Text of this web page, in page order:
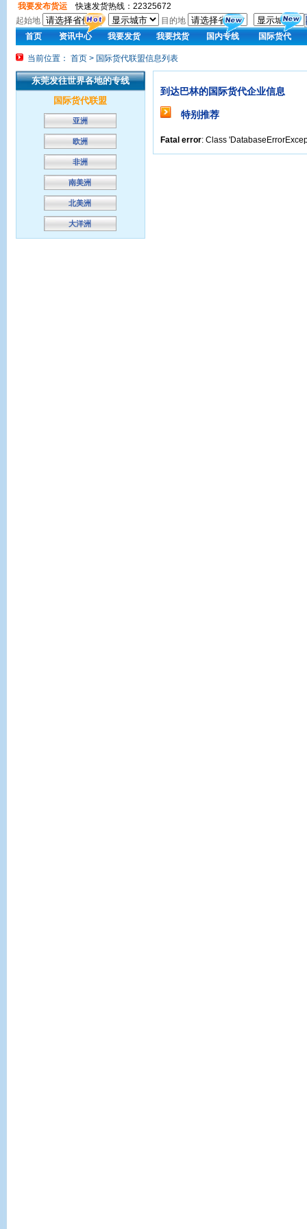
我要发布货运快速发货热线：22325672
起始地
目的地
首页
资讯中心 我要发货 我要找货 国内专线 国际货代
当前位置： 首页 > 国际货代联盟信息列表
东莞发往世界各地的专线
国际货代联盟
亚洲
欧洲
非洲
南美洲
北美洲
大洋洲
到达巴林的国际货代企业信息
特别推荐
Fatal error: Class